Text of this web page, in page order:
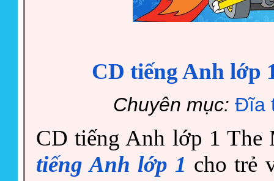
CD tiếng Anh lớp
Chuyên mục:Đĩa
CD tiếng Anh lớp 1
tiếng Anh lớp 1 cho trẻ